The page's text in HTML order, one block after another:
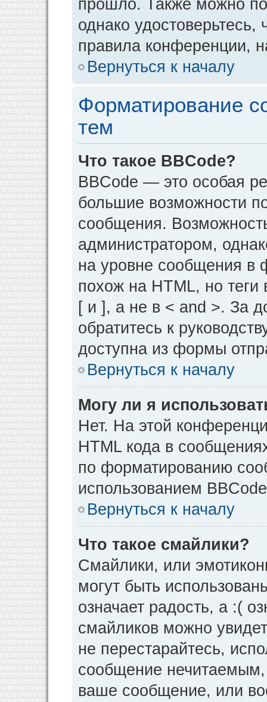
прошло. Также можно
однако
правила конференции,
Вернуться к началу
Форматирование
тем
Что такое BBCode?
BBCode — это особая
большие возможности
сообщения.
администратором,
на уровне сообщения в
похож на HTML, но теги
[ и ], а не в < and >. За
обратитесь к
доступна из формы
Вернуться к началу
Могу ли я
Нет. На этой
HTML кода в
по форматированию
использованием
Вернуться к началу
Что такое смайлики?
Смайлики, или
могут быть
означает радость, а :(
смайликов можно
не перестарайтесь,
сообщение нечитаемым,
ваше сообщение, или